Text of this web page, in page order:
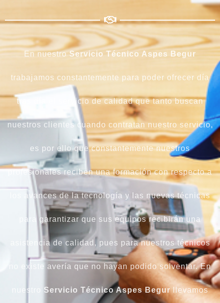
En nuestroServicio Técnico Aspes Begur
trabajamos constantemente para poder ofrecer día
tras día el servicio de calidad que tanto buscan
nuestros clientes cuando contratan nuestro servicio,
es por ello que constantemente nuestros
profesionales reciben una formación con respecto a
los avances de la tecnología y las nuevas técnicas
para garantizar que sus equipos recibirán una
asistencia de calidad, pues para nuestros técnicos
no existe avería que no hayan podido solventar. En
nuestro Servicio Técnico AspesBegurllevamos